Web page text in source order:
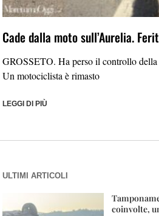
Cade dalla moto sull’Aurelia.
GROSSETO. Ha perso il controllo
Un motociclista è rimasto
LEGGI DI PIÙ
ULTIMI ARTICOLI
coinvolte,